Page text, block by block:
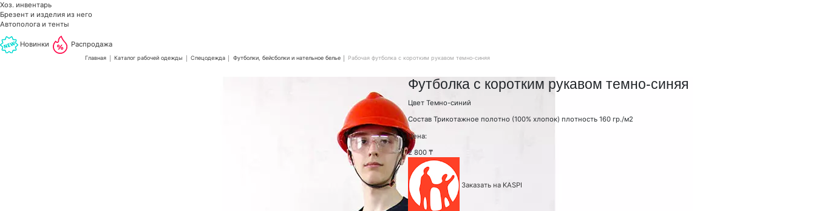
Хоз. инвентарь
Брезент и изделия из него
Автополога и тенты
Новинки Распродажа
Главная Каталог рабочей одежды Спецодежда Футболки, бейсболки и нательное белье Рабочая футболка с коротким рукавом темно-синяя
Футболка с коротким рукавом темно-синяя
Цвет Темно-синий
Состав Трикотажное полотно (100% хлопок) плотность 160 гр./м2
Цена:
2 800 ₸
Заказать на KASPI